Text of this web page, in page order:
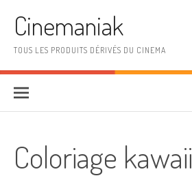
Cinemaniak
TOUS LES PRODUITS DÉRIVÉS DU CINEMA
Coloriage kawaii